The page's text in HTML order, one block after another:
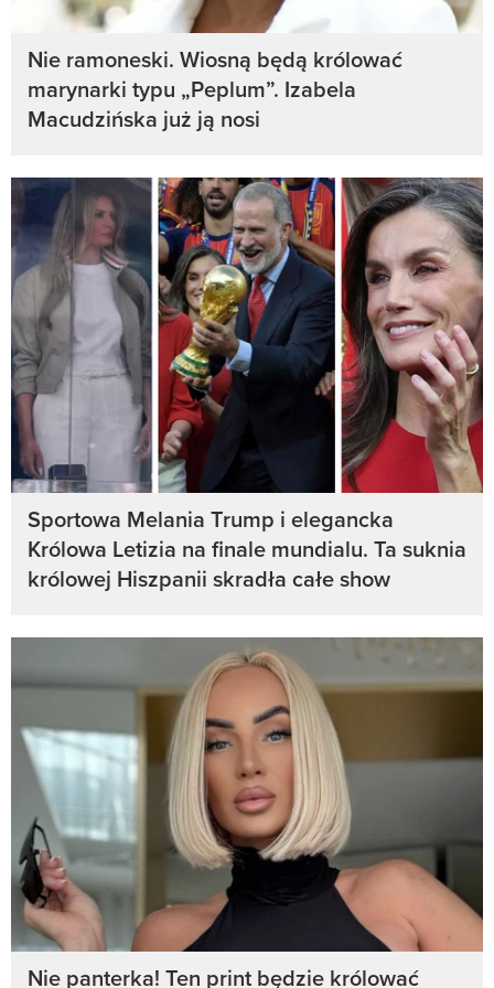
Nie ramoneski. Wiosną będą królować
marynarki typu „Peplum”. Izabela
Macudzińska już ją nosi
Sportowa Melania Trump i elegancka
Królowa Letizia na finale mundialu. Ta suknia
królowej Hiszpanii skradła całe show
Nie panterka! Ten print będzie królować